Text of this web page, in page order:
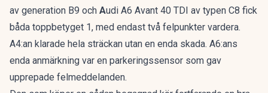
av generation B9 och Audi A6 Avant 40 TDI av typen C8 fick
båda toppbetyget 1, med endast två felpunkter vardera.
A4:an klarade hela sträckan utan en enda skada. A6:ans
enda anmärkning var en parkeringssensor som gav
upprepade felmeddelanden.